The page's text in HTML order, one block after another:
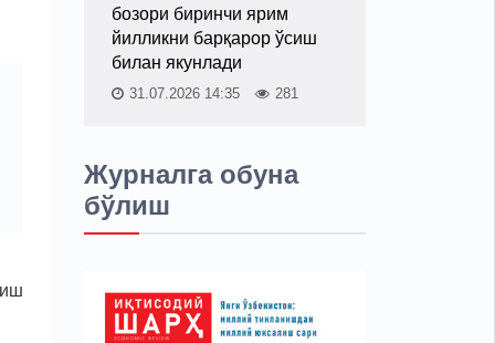
бозори биринчи ярим
йилликни барқарор ўсиш
билан якунлади
31.07.2026 14:35 281
Журналга обуна
бўлиш